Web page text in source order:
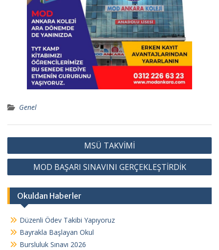
Genel
Y
a
z
MSÜ TAKVİMİ
MOD BAŞARI SINAVINI GERÇEKLEŞTİRDİK
Okuldan Haberler
Düzenli Ödev Takibi Yapıyoruz
Bayrakla Başlayan Okul
Bursluluk Sınavı 2026